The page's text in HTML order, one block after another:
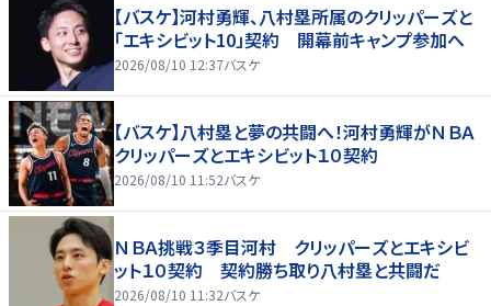
【バスケ】河村勇輝、八村塁所属のクリッパーズと
「エキシビット10」契約 開幕前キャンプ参加へ
2026/08/10 12:37バスケ
【バスケ】八村塁と夢の共闘へ！河村勇輝がＮＢＡ
クリッパーズとエキシビット１０契約
2026/08/10 11:52バスケ
ＮＢＡ挑戦３季目河村 クリッパーズとエキシビ
ット１０契約 契約勝ち取り八村塁と共闘だ
2026/08/10 11:32バスケ